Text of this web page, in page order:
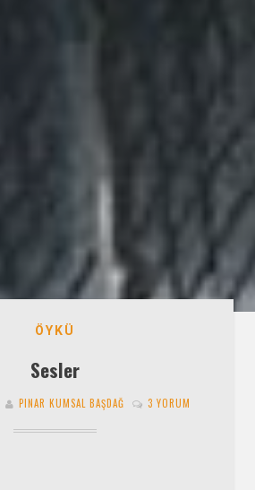
ÖYKÜ
Sesler
PINAR KUMSAL BAŞDAĞ 3 YORUM